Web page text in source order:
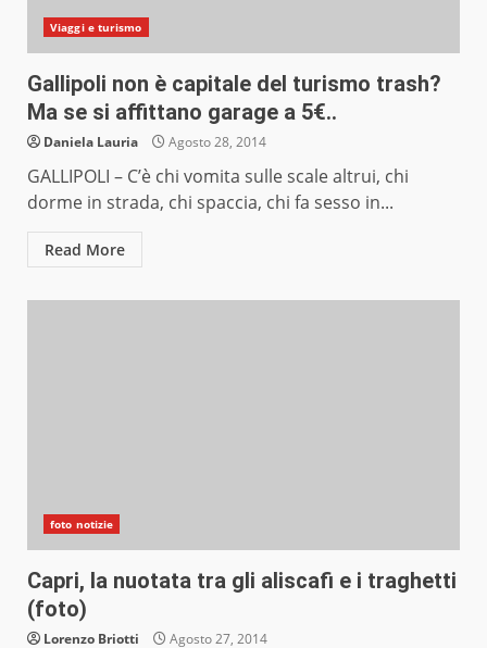
Viaggi e turismo
Gallipoli non è capitale del turismo trash?
Ma se si affittano garage a 5€..
Daniela Lauria Agosto 28, 2014
GALLIPOLI – C’è chi vomita sulle scale altrui, chi
dorme in strada, chi spaccia, chi fa sesso in...
Read More
foto notizie
Capri, la nuotata tra gli aliscafi e i traghetti
(foto)
Lorenzo Briotti Agosto 27, 2014